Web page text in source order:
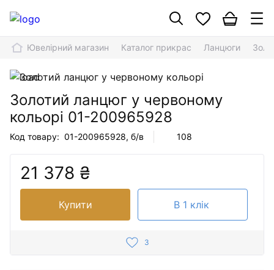
Ювелірний магазин Каталог прикрас Ланцюги
Золотий ланцюг у червоному
кольорі 01-200965928
Код товару: 01-200965928, б/в 108
21 378 ₴
Купити В 1 клік
3